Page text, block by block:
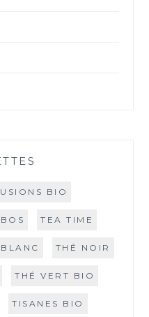
BIO
TEA TIME
THÉ NOIR
THÉ VERT BIO
TISANES BIO